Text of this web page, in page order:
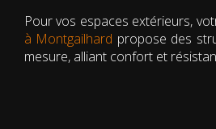
Pour vos espaces extérieurs,
à Montgailhard propose des
mesure, alliant confort et